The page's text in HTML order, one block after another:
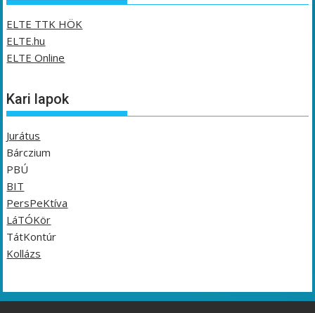
ELTE TTK HÖK
ELTE.hu
ELTE Online
Kari lapok
Jurátus
Bárczium
PBÚ
BIT
PersPeKtíva
LáTÓKör
TátKontúr
Kollázs